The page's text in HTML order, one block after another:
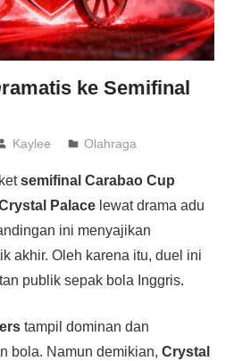
ke Semifinal
Kaylee Olahraga
semifinal Carabao Cup
Palacelewat drama adu
ini menyajikan
akhir. Oleh karena itu, duel ini
publik sepak bola Inggris.
tampil dominan dan
bola. Namun demikian, Crystal